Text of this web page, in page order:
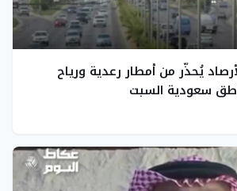
يُحذّر من أمطار رعدية ورياح